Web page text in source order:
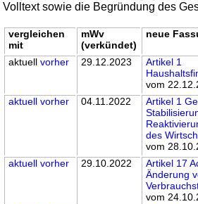
Volltext sowie die Begründung des
vergleichen
mit
mWv
(verkündet)
neue
aktuellvorher 29.12.2023
Artikel 1
vom
aktuell vorher 04.11.2022
Artikel 1
des
vom
aktuell vorher 29.10.2022
Artikel 17
Änderung
vom